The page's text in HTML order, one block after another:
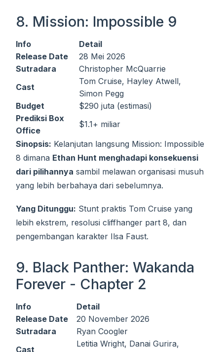
8. Mission: Impossible 9
Info
Detail
Release Date
28 Mei 2026
Sutradara
Christopher McQuarrie
Cast
Tom Cruise, Hayley Atwell,
Simon Pegg
Budget
$290 juta (estimasi)
Prediksi Box
Office
$1.1+ miliar
Sinopsis: Kelanjutan langsung Mission: Impossible
8 dimana Ethan Hunt menghadapi konsekuensi
dari pilihannya sambil melawan organisasi musuh
yang lebih berbahaya dari sebelumnya.
Yang Ditunggu: Stunt praktis Tom Cruise yang
lebih ekstrem, resolusi cliffhanger part 8, dan
pengembangan karakter Ilsa Faust.
9. Black Panther: Wakanda
Forever - Chapter 2
Info
Detail
Release Date
20 November 2026
Sutradara
Ryan Coogler
Cast
Letitia Wright, Danai Gurira,